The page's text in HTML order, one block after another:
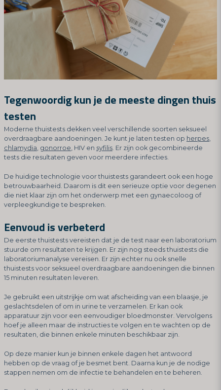
Tegenwoordig kun je de meeste dingen thuis
testen
Moderne thuistests dekken veel verschillende soorten seksueel
overdraagbare aandoeningen. Je kunt je laten testen op herpes,
chlamydia, gonorroe, HIV en syfilis. Er zijn ook gecombineerde
tests die resultaten geven voor meerdere infecties.
De huidige technologie voor thuistests garandeert ook een hoge
betrouwbaarheid. Daarom is dit een serieuze optie voor degenen
die niet klaar zijn om het onderwerp met een gynaecoloog of
verpleegkundige te bespreken.
Eenvoud is verbeterd
De eerste thuistests vereisten dat je de test naar een laboratorium
stuurde om resultaten te krijgen. Er zijn nog steeds thuistests die
laboratoriumanalyse vereisen. Er zijn echter nu ook snelle
thuistests voor seksueel overdraagbare aandoeningen die binnen
15 minuten resultaten leveren.
Je gebruikt een uitstrijkje om wat afscheiding van een blaasje, je
geslachtsdelen of om in urine te verzamelen. Er kan ook
apparatuur zijn voor een eenvoudiger bloedmonster. Vervolgens
hoef je alleen maar de instructies te volgen en te wachten op de
resultaten, die binnen enkele minuten beschikbaar zijn.
Op deze manier kun je binnen enkele dagen het antwoord
hebben op de vraag of je besmet bent. Daarna kun je de nodige
stappen nemen om de infectie te behandelen en te beheren.